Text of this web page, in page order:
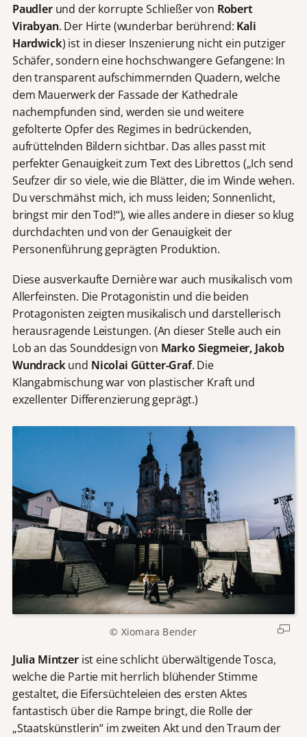
Paudler und der korrupte Schließer von Robert
Virabyan. Der Hirte (wunderbar berührend: Kali
Hardwick) ist in dieser Inszenierung nicht ein putziger
Schäfer, sondern eine hochschwangere Gefangene: In
den transparent aufschimmernden Quadern, welche
dem Mauerwerk der Fassade der Kathedrale
nachempfunden sind, werden sie und weitere
gefolterte Opfer des Regimes in bedrückenden,
aufrüttelnden Bildern sichtbar. Das alles passt mit
perfekter Genauigkeit zum Text des Librettos („Ich send
Seufzer dir so viele, wie die Blätter, die im Winde wehen.
Du verschmähst mich, ich muss leiden; Sonnenlicht,
bringst mir den Tod!“), wie alles andere in dieser so klug
durchdachten und von der Genauigkeit der
Personenführung geprägten Produktion.
Diese ausverkaufte Dernière war auch musikalisch vom
Allerfeinsten. Die Protagonistin und die beiden
Protagonisten zeigten musikalisch und darstellerisch
herausragende Leistungen. (An dieser Stelle auch ein
Lob an das Sounddesign von Marko Siegmeier, Jakob
Wundrackund Nicolai Gütter-Graf. Die
Klangabmischung war von plastischer Kraft und
exzellenter Differenzierung geprägt.)
© Xiomara Bender
Julia Mintzer ist eine schlicht überwältigende Tosca,
welche die Partie mit herrlich blühender Stimme
gestaltet, die Eifersüchteleien des ersten Aktes
fantastisch über die Rampe bringt, die Rolle der
„Staatskünstlerin“ im zweiten Akt und den Traum der